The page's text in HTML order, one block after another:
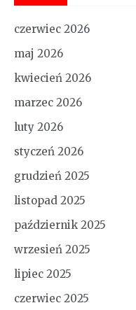
czerwiec 2026
maj 2026
kwiecień 2026
marzec 2026
luty 2026
styczeń 2026
grudzień 2025
listopad 2025
październik 2025
wrzesień 2025
lipiec 2025
czerwiec 2025